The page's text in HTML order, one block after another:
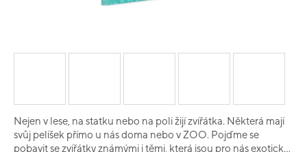
Nejen v lese, na statku nebo na poli žijí zvířátka. Některá mají
svůj pelíšek přímo u nás doma nebo v ZOO. Pojďme se
pobavit se zvířátky známými i těmi, která jsou pro nás exotická.